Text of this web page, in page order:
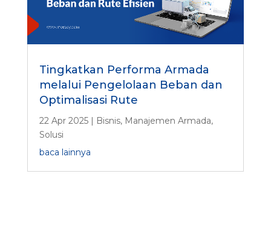
Tingkatkan Performa Armada
melalui Pengelolaan Beban dan
Optimalisasi Rute
22 Apr 2025| Bisnis, Manajemen Armada,
Solusi
baca lainnya